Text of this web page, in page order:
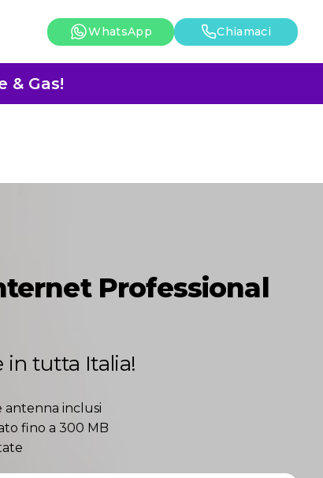
WhatsApp Chiamaci
& Gas!
Professional
in tutta Italia!
antenna inclusi
fino a 300 MB